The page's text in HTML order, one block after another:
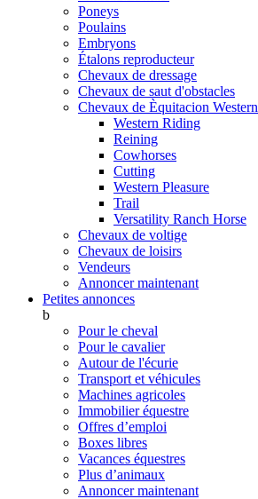
Poneys
Poulains
Embryons
Étalons reproducteur
Chevaux de dressage
Chevaux de saut d'obstacles
Chevaux de Èquitacion Western
Western Riding
Reining
Cowhorses
Cutting
Western Pleasure
Trail
Versatility Ranch Horse
Chevaux de voltige
Chevaux de loisirs
Vendeurs
Annoncer maintenant
Petites annonces
b
Pour le cheval
Pour le cavalier
Autour de l'écurie
Transport et véhicules
Machines agricoles
Immobilier équestre
Offres d’emploi
Boxes libres
Vacances équestres
Plus d’animaux
Annoncer maintenant